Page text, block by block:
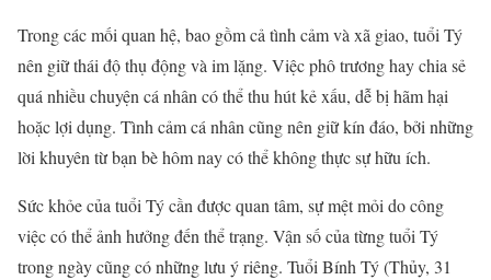
Trong các mối quan hệ, bao gồm cả tình cảm và xã giao, tuổi Tý
nên giữ thái độ thụ động và im lặng. Việc phô trương hay chia sẻ
quá nhiều chuyện cá nhân có thể thu hút kẻ xấu, dễ bị hãm hại
hoặc lợi dụng. Tình cảm cá nhân cũng nên giữ kín đáo, bởi những
lời khuyên từ bạn bè hôm nay có thể không thực sự hữu ích.
Sức khỏe của tuổi Tý cần được quan tâm, sự mệt mỏi do công
việc có thể ảnh hưởng đến thể trạng. Vận số của từng tuổi Tý
trong ngày cũng có những lưu ý riêng. Tuổi Bính Tý (Thủy, 31